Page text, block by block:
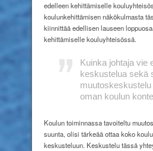
edelleen kehittämiselle
koulunkehittämisen näkökulmasta
kiinnittää edellisen lauseen
kehittämiselle kouluyhteisössä.
Kuinka johtaja vie
keskustelua sekä
oman koulun
Koulun toiminnassa tavoiteltu
suunta, olisi tärkeää ottaa koko
keskusteluun. Keskustelu tässä